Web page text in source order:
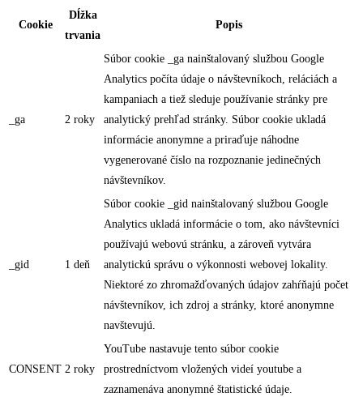
Cookie
Dĺžka
trvania
Popis
_ga 2 roky
Súbor cookie _ga nainštalovaný službou Google
Analytics počíta údaje o návštevníkoch, reláciách a
kampaniach a tiež sleduje používanie stránky pre
analytický prehľad stránky. Súbor cookie ukladá
informácie anonymne a priraďuje náhodne
vygenerované číslo na rozpoznanie jedinečných
návštevníkov.
_gid 1 deň
Súbor cookie _gid nainštalovaný službou Google
Analytics ukladá informácie o tom, ako návštevníci
používajú webovú stránku, a zároveň vytvára
analytickú správu o výkonnosti webovej lokality.
Niektoré zo zhromažďovaných údajov zahŕňajú počet
návštevníkov, ich zdroj a stránky, ktoré anonymne
navštevujú.
CONSENT 2 roky
YouTube nastavuje tento súbor cookie
prostredníctvom vložených videí youtube a
zaznamenáva anonymné štatistické údaje.